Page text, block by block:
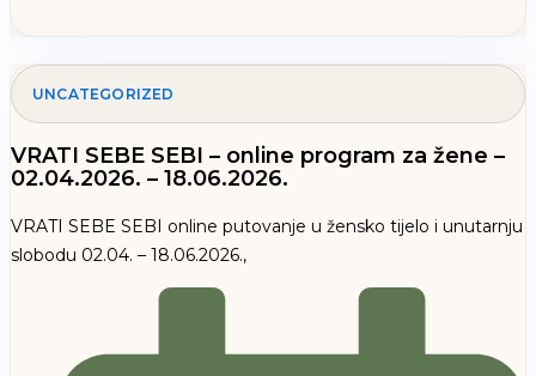
UNCATEGORIZED
VRATI SEBE SEBI – online program za žene –
02.04.2026. – 18.06.2026.
VRATI SEBE SEBI online putovanje u žensko tijelo i unutarnju
slobodu 02.04. – 18.06.2026.,